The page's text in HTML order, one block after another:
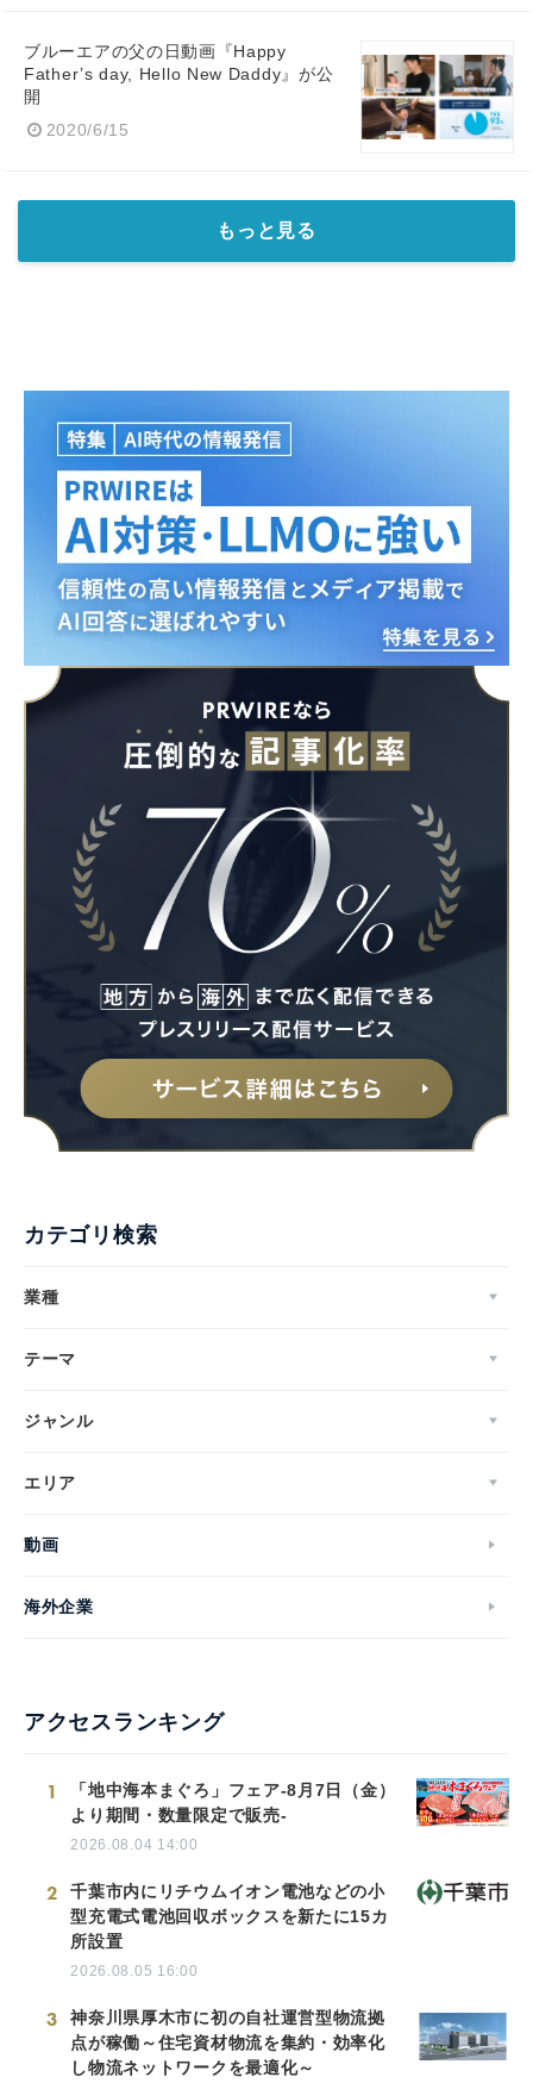
ブルーエアの父の日動画『Happy
Father’s day, Hello New Daddy』が公
開
2020/6/15
もっと見る
カテゴリ検索
業種
テーマ
ジャンル
エリア
動画
海外企業
アクセスランキング
1
「地中海本まぐろ」フェア-8月7日（金）
より期間・数量限定で販売-
2026.08.04 14:00
2
千葉市内にリチウムイオン電池などの小
型充電式電池回収ボックスを新たに15カ
所設置
2026.08.05 16:00
3
神奈川県厚木市に初の自社運営型物流拠
点が稼働～住宅資材物流を集約・効率化
し物流ネットワークを最適化～